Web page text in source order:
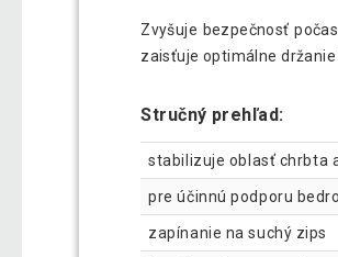
Zvyšuje bezpečnosť
zaisťuje optimálne držanie
Stručný prehľad:
stabilizuje oblasť chrbta
pre účinnú podporu
zapínanie na suchý zips